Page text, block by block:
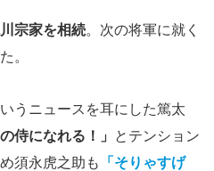
宗家を相続。次の将軍に就く
。
うニュースを耳にした篤太
の侍になれる！」
とテンション
須永虎之助も
「そりゃすげ